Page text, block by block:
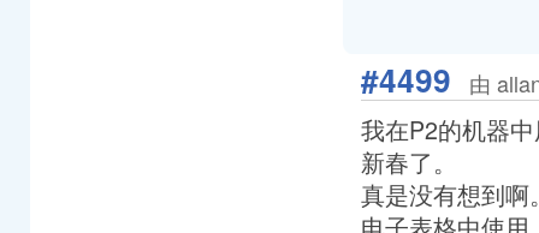
#4499 由
我在P2的机器
新春了。
真是没有想到